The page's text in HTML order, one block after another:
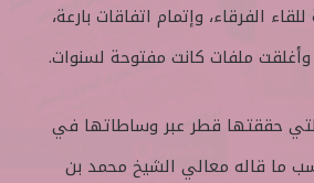
الفرقاء، وإتمام اتفاقات بارعة،
ملفات كانت مفتوحة لسنوات.
حققتها قطر عبر وساطاتها في
ما قاله معالي الشيخ محمد بن